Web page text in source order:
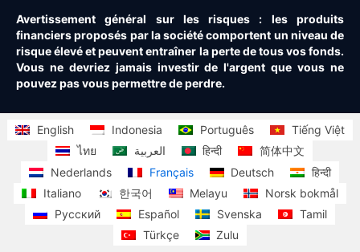
Avertissement général sur les risques : les produits
financiers proposés par la société comportent un niveau de
risque élevé et peuvent entraîner la perte de tous vos fonds.
Vous ne devriez jamais investir de l'argent que vous ne
pouvez pas vous permettre de perdre.
English Indonesia Português
Tiếng Việt
ไทย
العربية हिन्दी
简体中文
Nederlands
Français Deutsch
हिन्दी
Italiano
한국어 Melayu
Norsk bokmål
Русский
Español Svenska
Tamil
Türkçe
Zulu